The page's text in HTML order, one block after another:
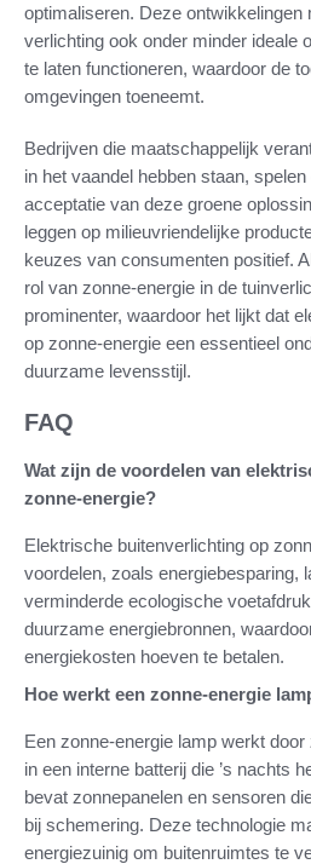
optimaliseren. Deze
verlichting ook onder minder ideale
te laten functioneren, waardoor de
omgevingen toeneemt.
Bedrijven die maatschappelijk
in het vaandel hebben staan,
acceptatie van deze groene
leggen op milieuvriendelijke
keuzes van consumenten positief.
rol van zonne-energie in de
prominenter, waardoor het lijkt dat
op zonne-energie een essentieel
duurzame levensstijl.
FAQ
Wat zijn de voordelen van
zonne-energie?
Elektrische buitenverlichting op
voordelen, zoals energiebesparing,
verminderde ecologische
duurzame energiebronnen,
energiekosten hoeven te betalen.
Hoe werkt een zonne-energie
Een zonne-energie lamp werkt
in een interne batterij die ’s nachts
bevat zonnepanelen en sensoren
bij schemering. Deze technologie
energiezuinig om buitenruimtes te